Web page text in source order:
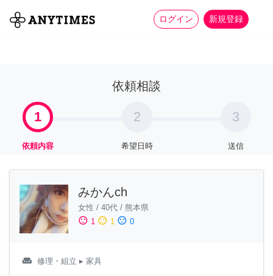
ログイン 新規登録
全て 家事 more_horiz
依頼相談
1
依頼内容
2
希望日時
3
送信
みかんch
女性 / 40代 / 熊本県
sentiment_satisfied 1 sentiment_neutral 1 sentiment_dissatisfied 0
weekend 修理・組立 ▸ 家具